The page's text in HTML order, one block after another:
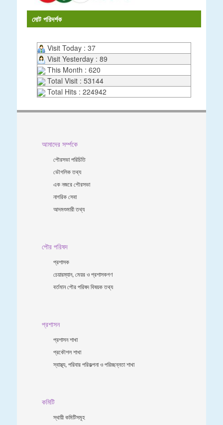
মোট পরিদর্শক
Visit Today : 37
Visit Yesterday : 89
This Month : 620
Total Visit : 53144
Total Hits : 224942
আমাদের সর্ম্পকে
পৌরসভা পরিচিতি
ভৌগলিক তথ্য
এক নজরে পৌরসভা
নাগরিক সেবা
আদমশুমারী তথ্য
পৌর পরিষদ
প্রশাসক
চেয়ারম্যান, মেয়র ও প্রশাসকগণ
বর্তমান পৌর পরিষদ বিষয়ক তথ্য
প্রশাসন
প্রশাসন শাখা
প্রকৌশল শাখা
স্বাস্থ্য, পরিবার পরিকল্পনা ও পরিচ্ছন্নতা শাখা
কমিটি
স্থায়ী কমিটিসমূহ